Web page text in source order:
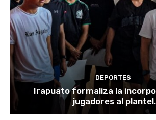
DEPORTES
Irapuato formaliza la
jugadores al plantel.